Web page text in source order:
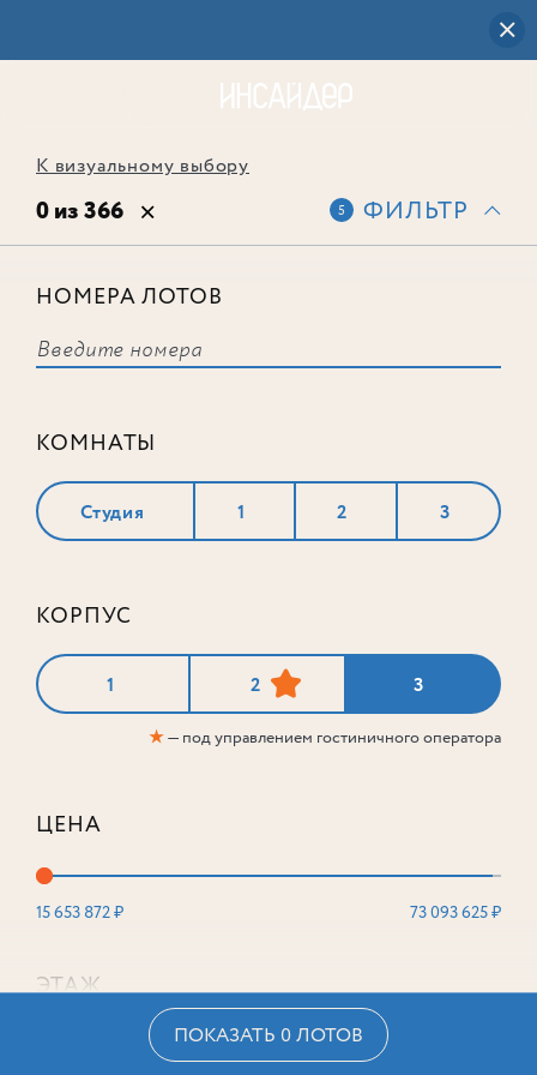
К визуальному выбору
0 из 366 5 ФИЛЬТР
НОМЕРА ЛОТОВ
КОМНАТЫ
Студия 1 2 3
КОРПУС
1 2 3
★— под управлением гостиничного оператора
ЦЕНА
15 653 872 ₽ 73 093 625 ₽
ЭТАЖ
ПОКАЗАТЬ 0 ЛОТОВ
соответствует ни одного лота